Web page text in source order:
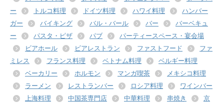
ー
トルコ料理 ドイツ料理 ハワイ料理
ハンバー
ガー
バイキング バル・バール バー
バーベキュ
ー
パスタ・ピザ パブ
パーティースペース・宴会場
ビアホール
ビアレストラン ファストフード
ファ
ミレス
フランス料理 ベトナム料理
ベルギー料理
ベーカリー
ホルモン マンガ喫茶
メキシコ料理
ラーメン
レストランバー ロシア料理
ワインバー
上海料理
中国茶専門店 中華料理 串焼き
京